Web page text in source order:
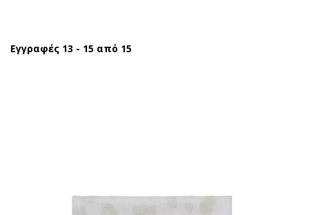
Εγγραφές 13 - 15 από 15